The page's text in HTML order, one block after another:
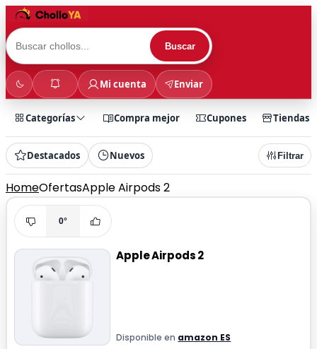
Buscar
Mi cuenta Enviar
Categorías Compra mejor Cupones Tiendas
Destacados Nuevos Filtrar
HomeOfertasApple Airpods 2
0°
Apple Airpods 2
Disponible en amazon ES